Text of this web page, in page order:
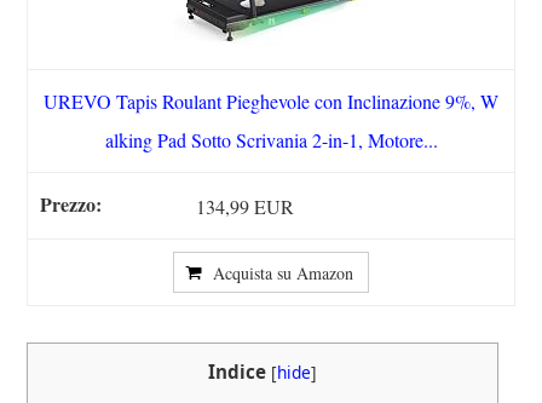
UREVO Tapis Roulant Pieghevole con Inclinazione 9%, W
alking Pad Sotto Scrivania 2-in-1, Motore...
134,99 EUR
Acquista su Amazon
Indice [hide]